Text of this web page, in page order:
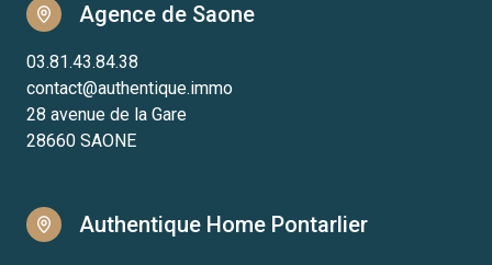
Agence de Saone
03.81.43.84.38
contact@authentique.immo
28 avenue de la Gare
28660 SAONE
Authentique Home Pontarlier